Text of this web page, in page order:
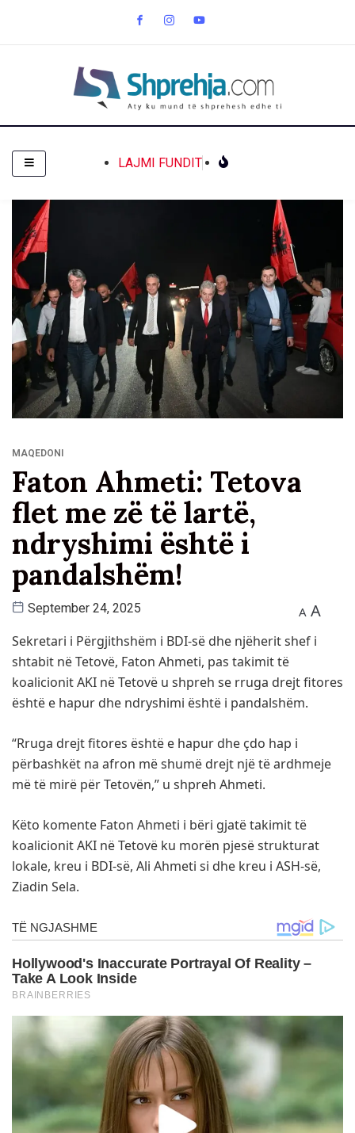
LAJMI FUNDIT
MAQEDONI
Faton Ahmeti: Tetova
flet me zë të lartë,
ndryshimi është i
pandalshëm!
September 24, 2025 A A
Sekretari i Përgjithshëm i BDI-së dhe njëherit shef i
shtabit në Tetovë, Faton Ahmeti, pas takimit të
koalicionit AKI në Tetovë u shpreh se rruga drejt fitores
është e hapur dhe ndryshimi është i pandalshëm.
“Rruga drejt fitores është e hapur dhe çdo hap i
përbashkët na afron më shumë drejt një të ardhmeje
më të mirë për Tetovën,” u shpreh Ahmeti.
Këto komente Faton Ahmeti i bëri gjatë takimit të
koalicionit AKI në Tetovë ku morën pjesë strukturat
lokale, kreu i BDI-së, Ali Ahmeti si dhe kreu i ASH-së,
Ziadin Sela.